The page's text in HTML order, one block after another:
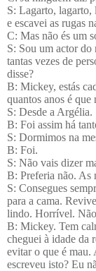
S: Lagarto, lagarto,
e escavei as rugas
C: Mas não és um
S: Sou um actor do
tantas vezes de
disse?
B: Mickey, estás
quantos anos é que
S: Desde a Argélia.
B: Foi assim há
S: Dormimos na
B: Foi.
S: Não vais dizer
B: Preferia não. As
S: Consegues
para a cama.
lindo. Horrível.
B: Mickey. Tem
cheguei à idade da
evitar o que é mau.
escreveu isto? Eu